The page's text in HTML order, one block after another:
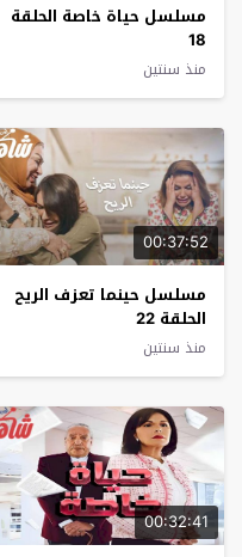
مسلسل حياة خاصة الحلقة
18
منذ سنتين
00:37:52
مسلسل حينما تعزف الريح
الحلقة 22
منذ سنتين
00:32:41